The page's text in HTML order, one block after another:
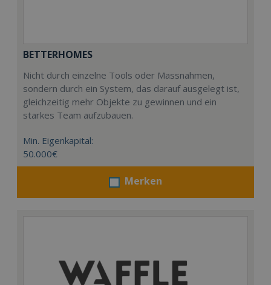
BETTERHOMES
Nicht durch einzelne Tools oder Massnahmen,
sondern durch ein System, das darauf ausgelegt ist,
gleichzeitig mehr Objekte zu gewinnen und ein
starkes Team aufzubauen.
Min. Eigenkapital:
50.000€
Merken